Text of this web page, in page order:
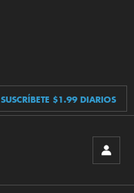
SUSCRÍBETE $1.99 DIARIOS